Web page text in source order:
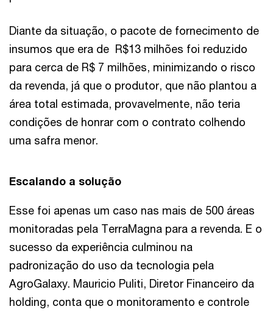
Diante da situação, o pacote de fornecimento de
insumos que era de R$13 milhões foi reduzido
para cerca de R$ 7 milhões, minimizando o risco
da revenda, já que o produtor, que não plantou a
área total estimada, provavelmente, não teria
condições de honrar com o contrato colhendo
uma safra menor.
Escalando a solução
Esse foi apenas um caso nas mais de 500 áreas
monitoradas pela TerraMagna para a revenda. E o
sucesso da experiência culminou na
padronização do uso da tecnologia pela
AgroGalaxy. Mauricio Puliti, Diretor Financeiro da
holding, conta que o monitoramento e controle